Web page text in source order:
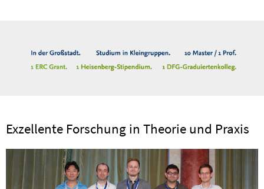
Exzellente Forschung in Theorie und Praxis